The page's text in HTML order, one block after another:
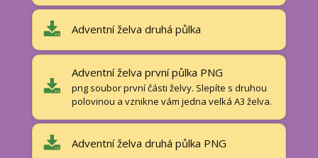
Adventní želva druhá půlka
Adventní želva první půlka PNG
png soubor první části želvy. Slepíte s druhou
polovinou a vznikne vám jedna velká A3 želva.
Adventní želva druhá půlka PNG